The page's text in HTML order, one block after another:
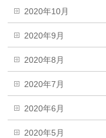
2020年10月
2020年9月
2020年8月
2020年7月
2020年6月
2020年5月